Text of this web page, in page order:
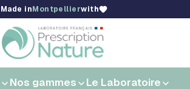
Made in Montpellierwith
Nos gammes Le Laboratoire